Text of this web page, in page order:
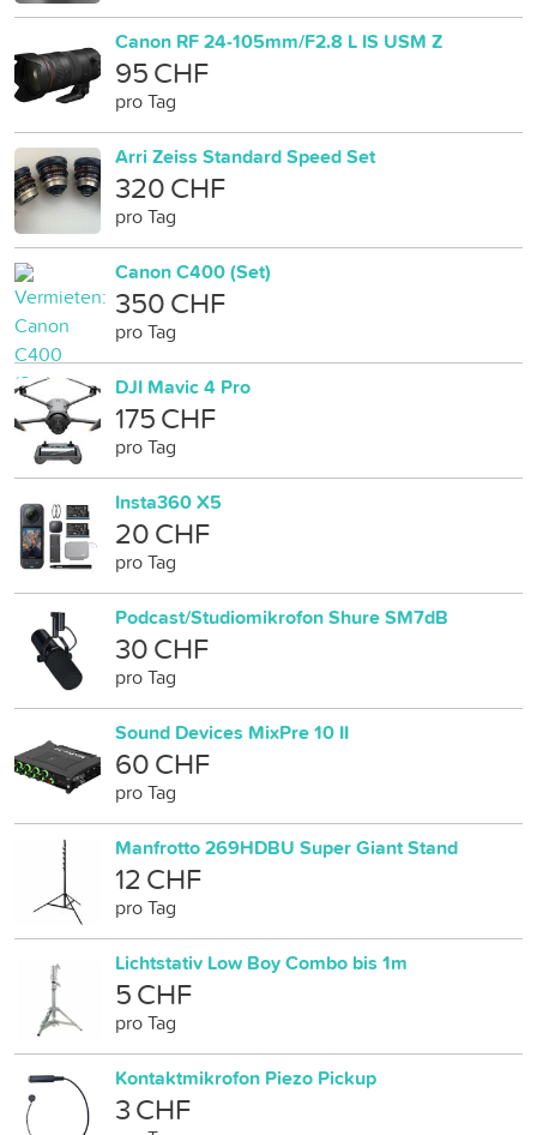
Canon RF 24-105mm/F2.8 L IS USM Z
95 CHF
pro Tag
Arri Zeiss Standard Speed Set
320 CHF
pro Tag
Canon C400 (Set)
350 CHF
pro Tag
DJI Mavic 4 Pro
175 CHF
pro Tag
Insta360 X5
20 CHF
pro Tag
Podcast/Studiomikrofon Shure SM7dB
30 CHF
pro Tag
Sound Devices MixPre 10 II
60 CHF
pro Tag
Manfrotto 269HDBU Super Giant Stand
12 CHF
pro Tag
Lichtstativ Low Boy Combo bis 1m
5 CHF
pro Tag
Kontaktmikrofon Piezo Pickup
3 CHF